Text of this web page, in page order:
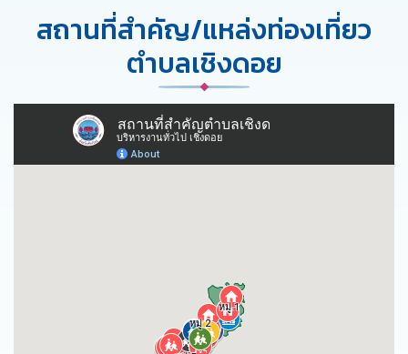
สถานที่สำคัญ/แหล่งท่องเที่ยว
ตำบลเชิงดอย